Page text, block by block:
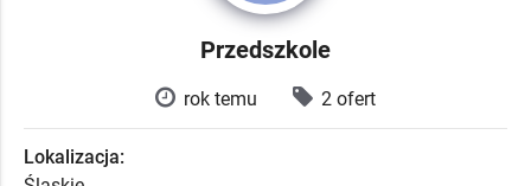
Przedszkole
rok temu 2 ofert
Lokalizacja: